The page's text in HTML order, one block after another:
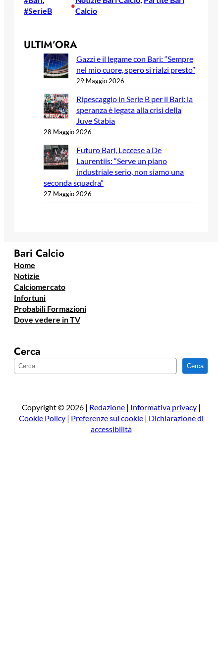
#SerieB
•
Calcio
ULTIM’ORA
Gazzi e il legame con Bari: “Sempre
nel mio cuore, spero si rialzi presto”
29 Maggio 2026
Ripescaggio in Serie B per il Bari: la
speranza è legata alla crisi della
Juve Stabia
28 Maggio 2026
Futuro Bari, Leccese a De
Laurentiis: “Serve un piano
industriale serio, non siamo una
seconda squadra”
27 Maggio 2026
Bari Calcio
Home
Notizie
Calciomercato
Infortuni
Probabili Formazioni
Dove vedere in TV
Cerca
e
a
Cerca
Copyright © 2026 | Redazione | Informativa privacy|
Cookie Policy| Preferenze sui cookie| Dichiarazione di
accessibilità